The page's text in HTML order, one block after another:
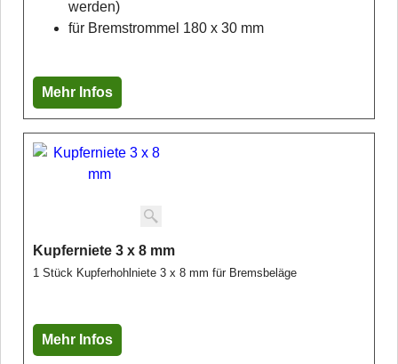
werden)
für Bremstrommel 180 x 30 mm
Mehr Infos
Kupferniete 3 x 8 mm
1 Stück Kupferhohlniete 3 x 8 mm für Bremsbeläge
Mehr Infos